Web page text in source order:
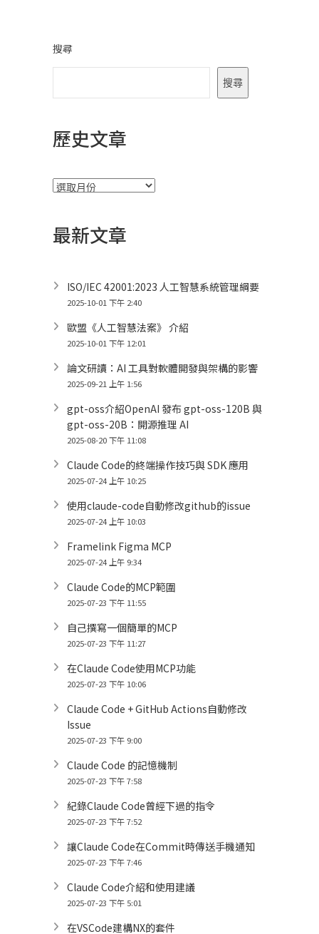
搜尋
搜尋
歷史文章
彙
最新文章
ISO/IEC 42001:2023 人工智慧系統管理綱要
2025-10-01 下午 2:40
歐盟《人工智慧法案》 介紹
2025-10-01 下午 12:01
論文研讀：AI 工具對軟體開發與架構的影響
2025-09-21 上午 1:56
gpt-oss介紹OpenAI 發布 gpt-oss-120B 與
gpt-oss-20B：開源推理 AI
2025-08-20 下午 11:08
Claude Code的終端操作技巧與 SDK 應用
2025-07-24 上午 10:25
使用claude-code自動修改github的issue
2025-07-24 上午 10:03
Framelink Figma MCP
2025-07-24 上午 9:34
Claude Code的MCP範圍
2025-07-23 下午 11:55
自己撰寫一個簡單的MCP
2025-07-23 下午 11:27
在Claude Code使用MCP功能
2025-07-23 下午 10:06
Claude Code + GitHub Actions自動修改
Issue
2025-07-23 下午 9:00
Claude Code 的記憶機制
2025-07-23 下午 7:58
紀錄Claude Code曾經下過的指令
2025-07-23 下午 7:52
讓Claude Code在Commit時傳送手機通知
2025-07-23 下午 7:46
Claude Code介紹和使用建議
2025-07-23 下午 5:01
在VSCode建構NX的套件